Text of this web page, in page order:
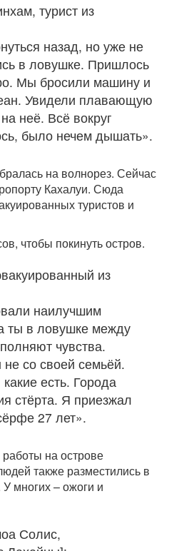
турист из
назад, но уже не
в ловушке. Пришлось
Мы бросили машину и
Увидели плавающую
неё. Всё вокруг
было нечем дышать».
на волнорез. Сейчас
Кахалуи. Сюда
туристов и
чтобы покинуть остров.
из
наилучшим
ты в ловушке между
чувства.
со своей семьёй.
есть. Города
стёрта. Я приезжал
27 лет».
на острове
также разместились в
многих – ожоги и
Солис,